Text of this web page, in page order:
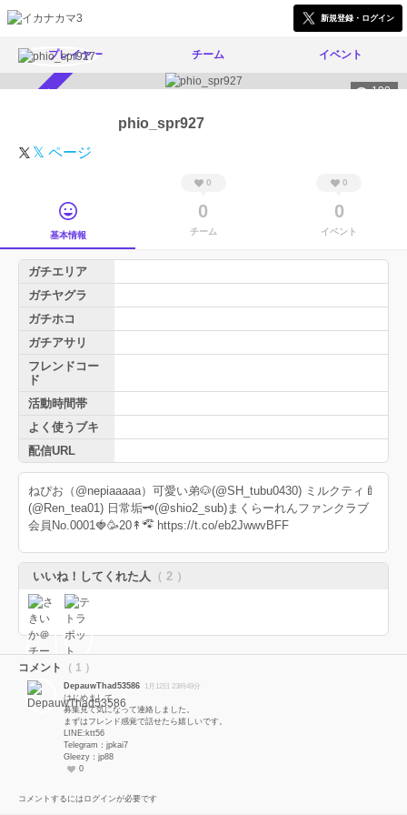
新規登録・ログイン
プレイヤー チーム イベント
190
phio_spr927
𝕏 ページ
基本情報
0
0
チーム
0
0
イベント
ガチエリア
ガチヤグラ
ガチホコ
ガチアサリ
フレンドコー
ド
活動時間帯
よく使うブキ
配信URL
ねぴお（@nepiaaaaa）可愛い弟🐶(@SH_tubu0430) ミルクティ🍼
(@Ren_tea01) 日常垢🗝(@shio2_sub)まくらーれんファンクラブ
会員No.0001🍓🥳20↟🐾໊ https://t.co/eb2JwwvBFF
いいね！してくれた人 （ 2 ）
コメント （ 1 ）
DepauwThad53586 1月12日 23時49分
はじめまして。
募集見て気になって連絡しました。
まずはフレンド感覚で話せたら嬉しいです。
LINE:ktt56
Telegram：jpkai7
Gleezy：jp88
0
コメントするにはログインが必要です